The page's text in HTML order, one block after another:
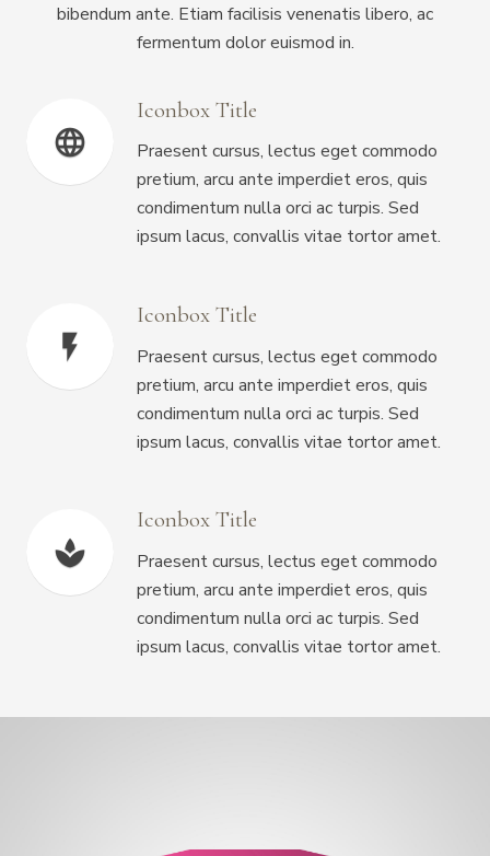
bibendum ante. Etiam facilisis venenatis libero, ac
fermentum dolor euismod in.
language
Iconbox Title
Praesent cursus, lectus eget commodo
pretium, arcu ante imperdiet eros, quis
condimentum nulla orci ac turpis. Sed
ipsum lacus, convallis vitae tortor amet.
flash_on
Iconbox Title
Praesent cursus, lectus eget commodo
pretium, arcu ante imperdiet eros, quis
condimentum nulla orci ac turpis. Sed
ipsum lacus, convallis vitae tortor amet.
spa
Iconbox Title
Praesent cursus, lectus eget commodo
pretium, arcu ante imperdiet eros, quis
condimentum nulla orci ac turpis. Sed
ipsum lacus, convallis vitae tortor amet.